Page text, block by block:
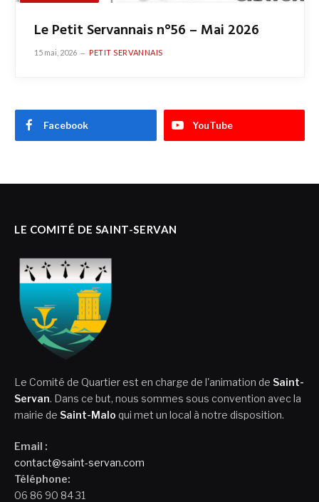
Le Petit Servannais n°56 – Mai 2026
15 mai, 2026 PETIT SERVANNAIS
Facebook YouTube
LE COMITÉ DE SAINT-SERVAN
Le Comité de Quartier est en charge de l'animation de Saint-
Servan. Dans ce but, nous sommes sous convention avec la
mairie de Saint-Malo qui met un local à notre disposition.
Email :
contact@saint-servan.com
Téléphone:
06 86 90 84 31